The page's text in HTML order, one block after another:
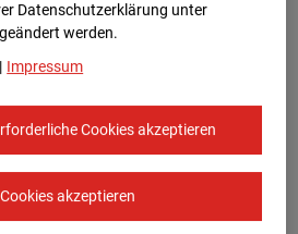
07:50
Datenschutzerklärung unter
werden.
| Impressum
Cookies akzeptieren
akzeptieren